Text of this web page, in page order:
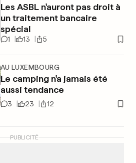
Les ASBL n'auront pas droit à
un traitement bancaire
spécial
1 13 5
AU LUXEMBOURG
Le camping n'a jamais été
aussi tendance
3 23 12
PUBLICITÉ